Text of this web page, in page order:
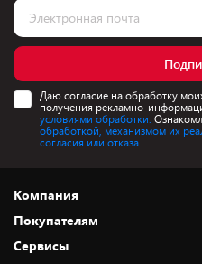
Даю согласие на обработку
получения рекламно-
условиями обработки.
обработкой, механизмом их
согласия или отказа.
Компания
О нас
Адреса магазинов
Покупателям
Как сделать заказ
Сервисы